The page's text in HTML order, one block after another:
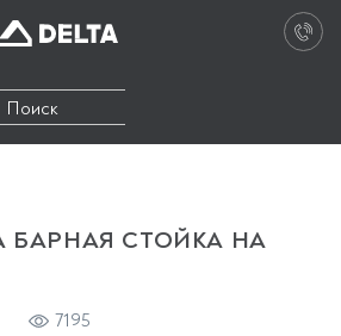
БАРНАЯ СТОЙКА НА
7195